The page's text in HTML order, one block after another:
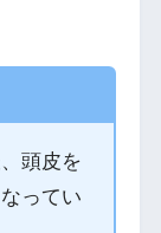
頭皮を
ってい